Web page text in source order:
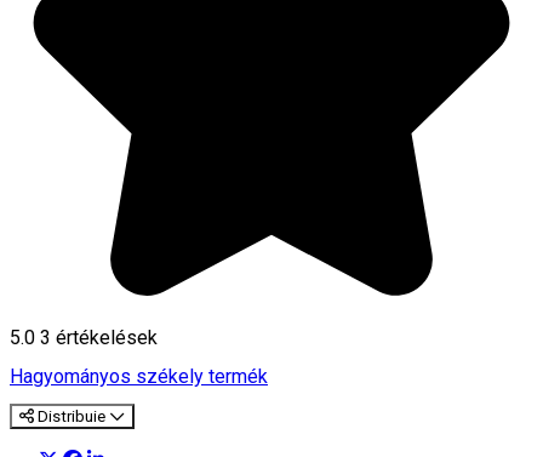
5.0 3 értékelések
Hagyományos székely termék
Distribuie